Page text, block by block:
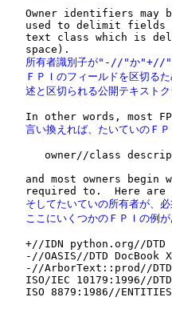
Owner identifiers may
used to delimit fields
text class which is
所有者識別子が"-//"か"+//"
ＦＰＩのフィールドを区切る
述と区切られる公開テキストク
言い換えれば、たいていのＦＰ
owner//class
and most owners begin
そしてたいていの所有者が、
ここにいくつかのＦＰＩの例が
+//IDN python.org//DTD
-//OASIS//DTD DocBook
-//ArborText::prod//
ISO/IEC 10179:1996//
ISO 8879:1986//